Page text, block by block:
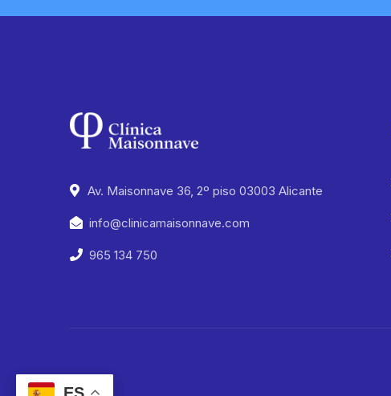
Av. Maisonnave 36, 2º piso 03003 Alicante
info@clinicamaisonnave.com
965 134 750